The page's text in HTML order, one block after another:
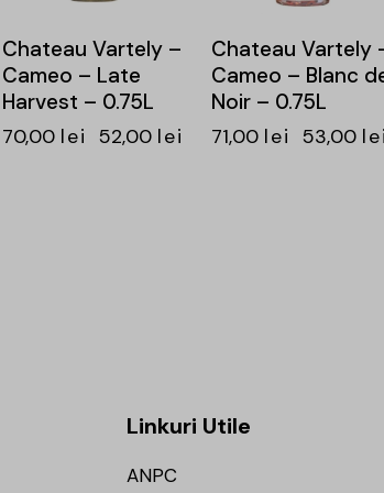
Chateau Vartely –
Cameo – Late
Harvest – 0.75L
70,00 lei 52,00 lei
Chateau Vartely
Cameo – Blanc
Noir – 0.75L
71,00 lei 53,00 lei
Linkuri Utile
ANPC